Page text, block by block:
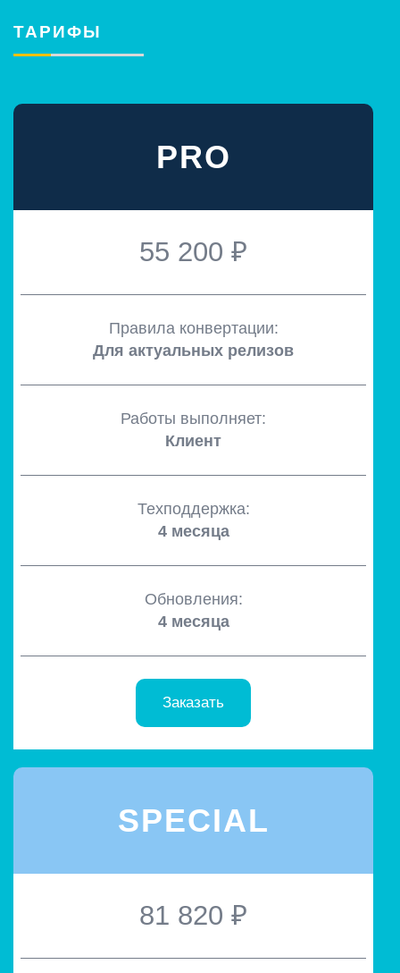
ТАРИФЫ
PRO
55 200 ₽
Правила конвертации:
Для актуальных релизов
Работы выполняет:
Клиент
Техподдержка:
4 месяца
Обновления:
4 месяца
Заказать
SPECIAL
81 820 ₽